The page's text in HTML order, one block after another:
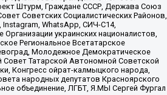
Штурм, Граждане СССР, Держава Союз
Советских Социалистических Районов,
Instagram, WhatsApp, СИЧ-С14,
украинских националистов,
Региональное Всетатарское
Молодежное Демократическое
Татарской Автономной Советской
Конгресс ойрат-калмыцкого народа,
народных депутатов Красноярского
объединение, ЛГБТ, Я.МЫ Сергей Фургал